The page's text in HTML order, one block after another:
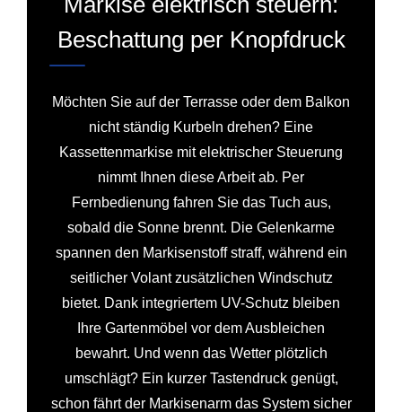
Beschattung per Knopfdruck
Möchten Sie auf der Terrasse oder dem Balkon
nicht ständig Kurbeln drehen? Eine
Kassettenmarkise mit elektrischer Steuerung
nimmt Ihnen diese Arbeit ab. Per
Fernbedienung fahren Sie das Tuch aus,
sobald die Sonne brennt. Die Gelenkarme
spannen den Markisenstoff straff, während ein
seitlicher Volant zusätzlichen Windschutz
bietet. Dank integriertem UV-Schutz bleiben
Ihre Gartenmöbel vor dem Ausbleichen
bewahrt. Und wenn das Wetter plötzlich
umschlägt? Ein kurzer Tastendruck genügt,
schon fährt der Markisenarm das System sicher